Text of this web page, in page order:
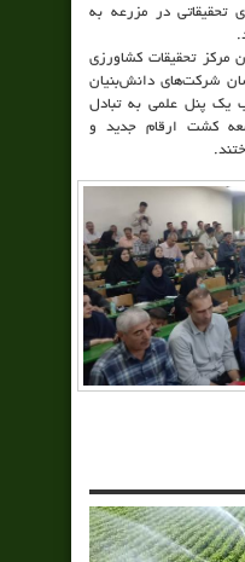
تحقیقاتی در مزرعه به
مرکز تحقیقات کشاورزی
شرکت‌های دانش‌بنیان
یک پنل علمی به تبادل
کشت ارقام جدید و